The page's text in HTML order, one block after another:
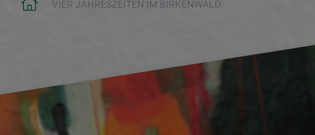
VIER JAHRESZEITEN IM BIRKENWALD